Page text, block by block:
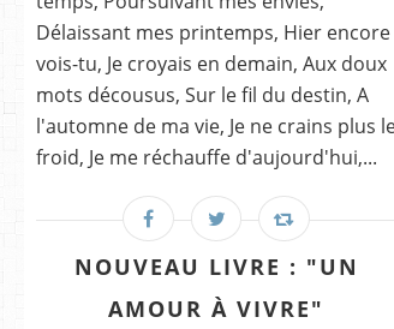
Délaissant mes printemps, Hier encore
vois-tu, Je croyais en demain, Aux doux
mots décousus, Sur le fil du destin, A
l'automne de ma vie, Je ne crains plus
froid, Je me réchauffe d'aujourd'hui,...
NOUVEAU LIVRE : "UN
AMOUR À VIVRE"